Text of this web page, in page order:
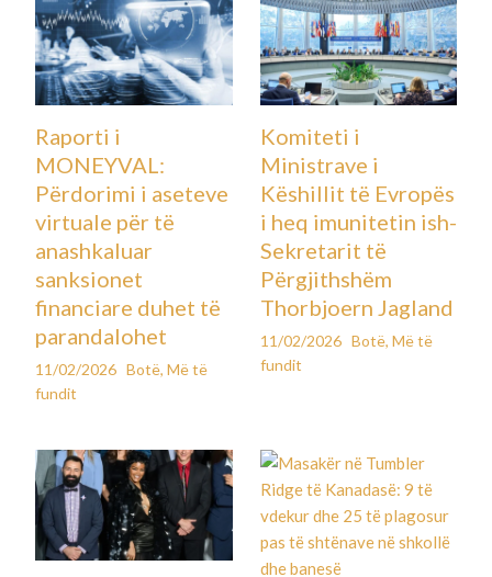
Raporti i
MONEYVAL:
Përdorimi i aseteve
virtuale për të
anashkaluar
sanksionet
financiare duhet të
parandalohet
11/02/2026 Botë,Më të
fundit
Komiteti i
Ministrave i
Këshillit të Evropës
i heq imunitetin ish-
Sekretarit të
Përgjithshëm
Thorbjoern Jagland
11/02/2026 Botë, Më të
fundit